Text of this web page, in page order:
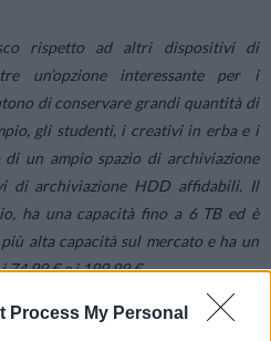
Process My Personal
rispetto ad altri dispositivi di
un’opzione interessante per i
di conservare grandi quantità di
gli studenti, i creativi in erba e i
di un ampio spazio di archiviazione
di archiviazione HDD affidabili. Il
ha una capacità fino a 6 TB ed è
alta capacità sul mercato e ha un
74,99 € e i 199,99 €.
esterno affidabile significa poter